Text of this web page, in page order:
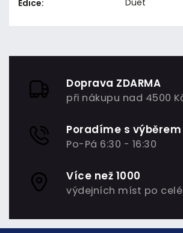
Edice: Duet
Doprava ZDARMA
při nákupu nad 4500
Poradíme s výběrem
Po-Pá 6:30 - 16:30
Více než 1000
výdejních míst po celé